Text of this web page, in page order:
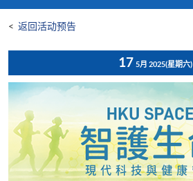
< 返回活动预告
17 5月 2025(星期六)